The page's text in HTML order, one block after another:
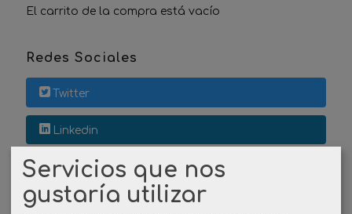
El carrito de la compra está vacío
Redes Sociales
Twitter
Linkedin
Instagram
Facebook
Servicios que nos
gustaría utilizar